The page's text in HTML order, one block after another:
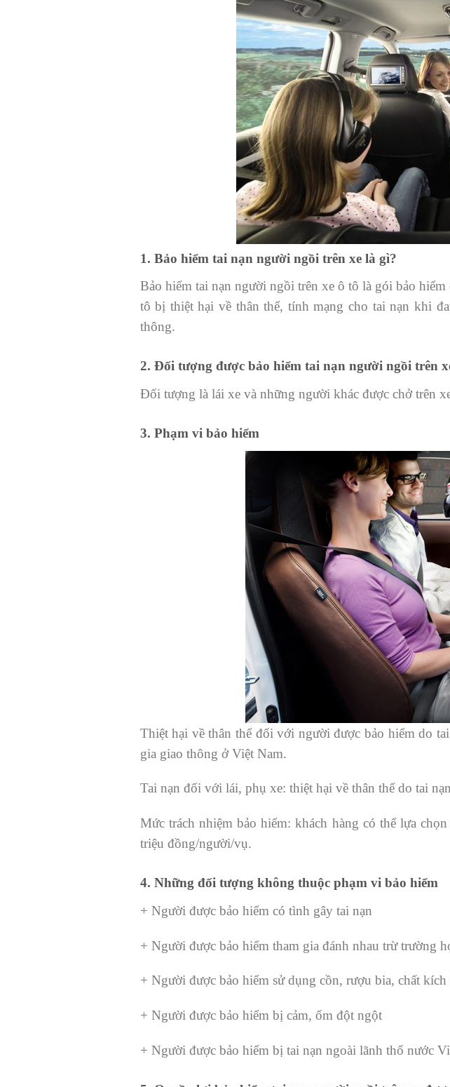
1. Bảo hiểm tai nạn người ngồi trên xe là gì?
Bảo hiểm tai nạn người ngồi trên xe ô tô là gói bảo
tô bị thiệt hại về thân thể, tính mạng cho tai nạn khi
thông.
2. Đối tượng được bảo hiểm tai nạn người ngồi trên
Đối tượng là lái xe và những người khác được chở trên
3. Phạm vi bảo hiểm
Thiệt hại về thân thể đối với người được bảo hiểm do
gia giao thông ở Việt Nam.
Tai nạn đối với lái, phụ xe: thiệt hại về thân thể do tai
Mức trách nhiệm bảo hiểm: khách hàng có thể lựa
triệu đồng/người/vụ.
4. Những đối tượng không thuộc phạm vi bảo hiểm
+ Người được bảo hiểm có tình gây tai nạn
+ Người được bảo hiểm tham gia đánh nhau trừ trường
+ Người được bảo hiểm sử dụng cồn, rượu bia, chất
+ Người được bảo hiểm bị cảm, ốm đột ngột
+ Người được bảo hiểm bị tai nạn ngoài lãnh thổ nước